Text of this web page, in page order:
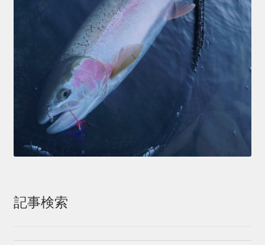
記事検索